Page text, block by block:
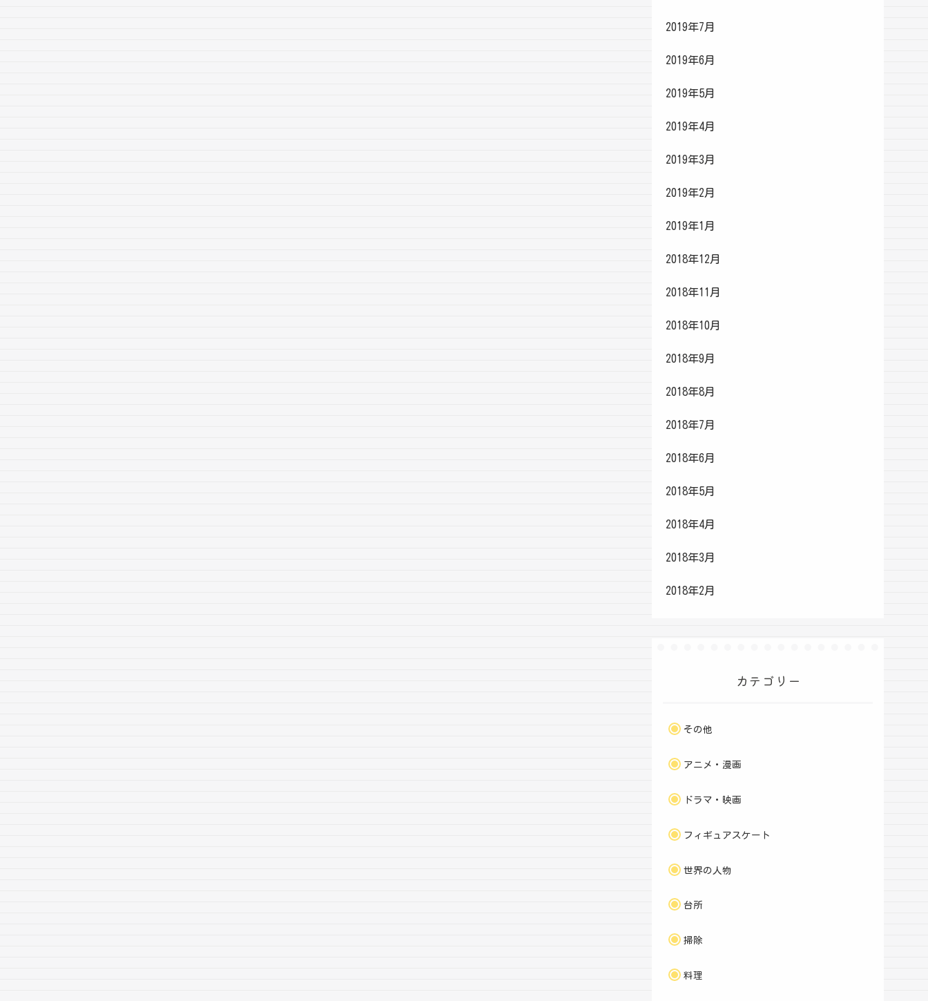
2019年7月
2019年6月
2019年5月
2019年4月
2019年3月
2019年2月
2019年1月
2018年12月
2018年11月
2018年10月
2018年9月
2018年8月
2018年7月
2018年6月
2018年5月
2018年4月
2018年3月
2018年2月
カテゴリー
その他
アニメ・漫画
ドラマ・映画
フィギュアスケート
世界の人物
台所
掃除
料理